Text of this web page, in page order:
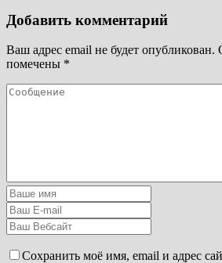
Добавить комментарий
Ваш адрес email не будет опубликован.
помечены *
Сохранить моё имя, email и адрес